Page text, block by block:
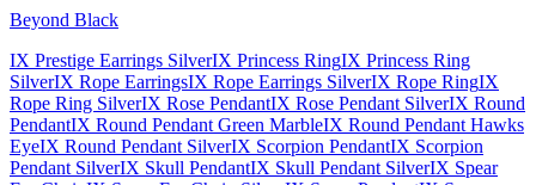
Beyond Black
IX Prestige Earrings SilverIX Princess RingIX Princess Ring
SilverIX Rope EarringsIX Rope Earrings SilverIX Rope RingIX
Rope Ring SilverIX Rose PendantIX Rose Pendant SilverIX Round
PendantIX Round Pendant Green MarbleIX Round Pendant Hawks
EyeIX Round Pendant SilverIX Scorpion PendantIX Scorpion
Pendant SilverIX Skull PendantIX Skull Pendant SilverIX Spear